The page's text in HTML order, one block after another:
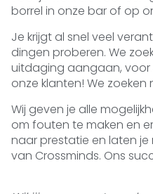
borrel in onze bar of op
Je krijgt al snel veel
dingen proberen. We
uitdaging aangaan, voor
onze klanten! We zoeken
Wij geven je alle
om fouten te maken en
naar prestatie en laten
van Crossminds. Ons